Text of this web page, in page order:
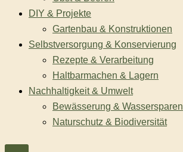
DIY & Projekte
Gartenbau & Konstruktionen
Selbstversorgung & Konservierung
Rezepte & Verarbeitung
Haltbarmachen & Lagern
Nachhaltigkeit & Umwelt
Bewässerung & Wassersparen
Naturschutz & Biodiversität